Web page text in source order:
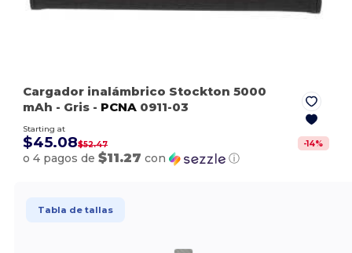
Cargador inalámbrico Stockton 5000
mAh - Gris - PCNA 0911-03
Starting at
$45.08$52.47 -14%
o 4 pagos de$11.27 con ⓘ
Tabla de tallas